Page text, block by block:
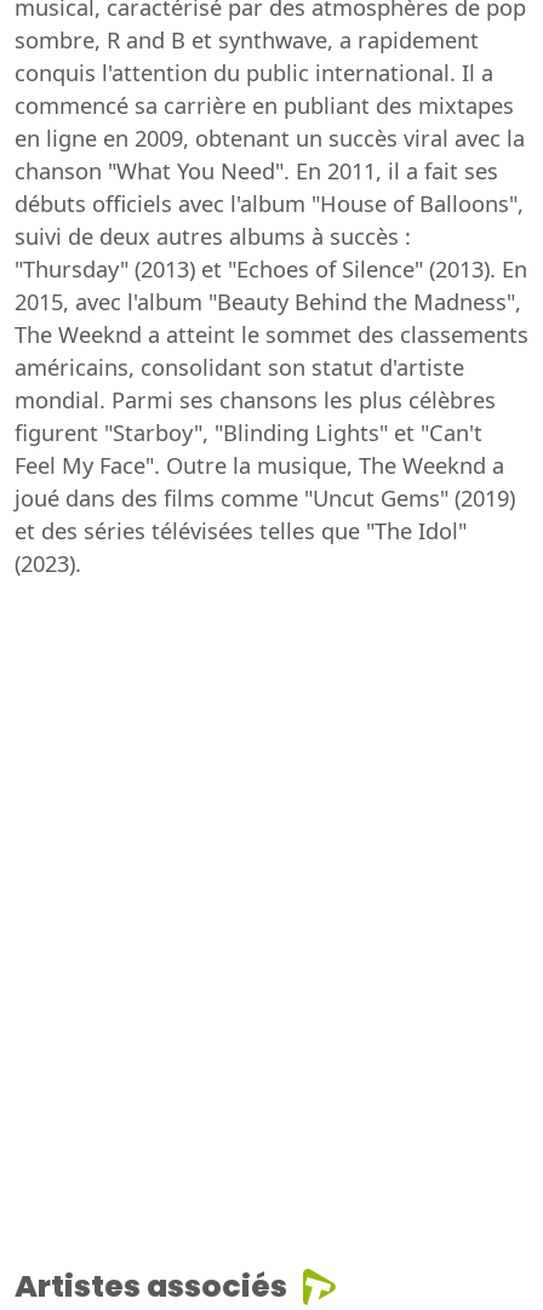
musical, caractérisé par des atmosphères de pop
sombre, R and B et synthwave, a rapidement
conquis l'attention du public international. Il a
commencé sa carrière en publiant des mixtapes
en ligne en 2009, obtenant un succès viral avec la
chanson "What You Need". En 2011, il a fait ses
débuts officiels avec l'album "House of Balloons",
suivi de deux autres albums à succès :
"Thursday" (2013) et "Echoes of Silence" (2013). En
2015, avec l'album "Beauty Behind the Madness",
The Weeknd a atteint le sommet des classements
américains, consolidant son statut d'artiste
mondial. Parmi ses chansons les plus célèbres
figurent "Starboy", "Blinding Lights" et "Can't
Feel My Face". Outre la musique, The Weeknd a
joué dans des films comme "Uncut Gems" (2019)
et des séries télévisées telles que "The Idol"
(2023).
Artistes associés